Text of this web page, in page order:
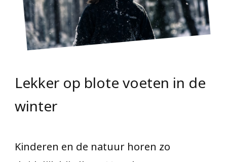
Lekker op blote voeten in de
winter
Kinderen en de natuur horen zo